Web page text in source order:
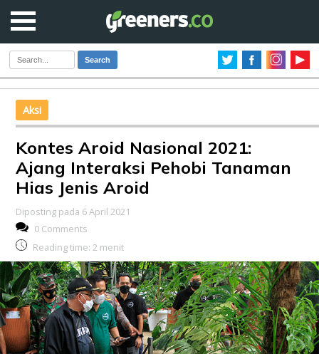
Search
Aksi
Kontes Aroid Nasional 2021:
Ajang Interaksi Pehobi Tanaman
Hias Jenis Aroid
Diposting pada 6 April 2021
0 Comments
Reading time: 2 menit